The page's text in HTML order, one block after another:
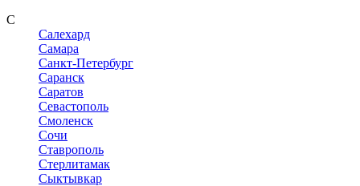
С
Салехард
Самара
Санкт-Петербург
Саранск
Саратов
Севастополь
Смоленск
Сочи
Ставрополь
Стерлитамак
Сыктывкар